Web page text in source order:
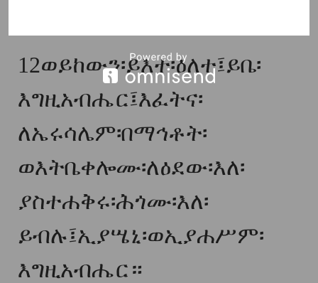
12ወይከውን፡ይእተ፡ዕለተ፤ይቤ፡
እግዚአብሔር፤እፈትና፡
ለኤሩሳሌም፡በማኅቶት፡
ወእትቤቀሎሙ፡ለዕደው፡እለ፡
ያስተሐቅሩ፡ሕጎሙ፡እለ፡
ይብሉ፤ኢያሤኒ፡ወኢያሐሥም፡
እግዚአብሔር።